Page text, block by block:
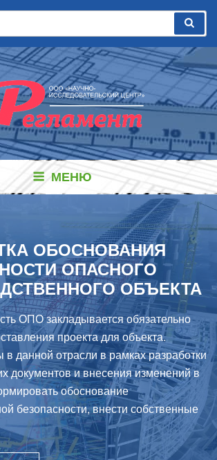
МЕНЮ
ОБОСНОВАНИЯ
ОПАСНОГО
ОБЪЕКТА
ОПО закладывается обязательно
проекта для объекта.
данной отрасли в рамках разработки
документов и внесения изменений в
обоснование
безопасности, внести собственные